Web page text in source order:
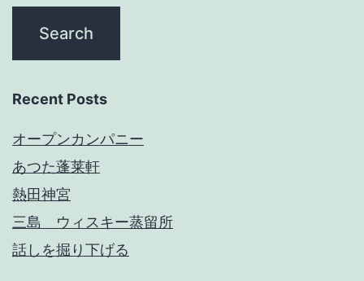
Recent Posts
オープンカンパニー
あつた蓬莱軒
熱田神宮
三島 ウィスキー蒸留所
話しを掘り下げる